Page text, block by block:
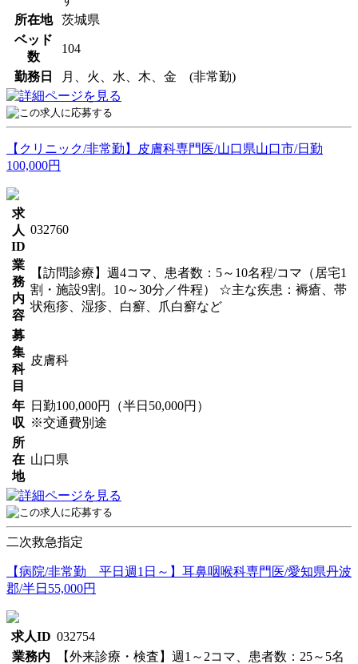
所在地
茨城県
ベッド
数
104
勤務日 月、火、水、木、金 (非常勤)
【クリニック/非常勤】皮膚科専門医/山口県山口市/日勤
100,000円
求
人
ID
032760
業
務
内
容
【訪問診療】週4コマ、患者数：5～10名程/コマ（居宅1
割・施設9割。10～30分／件程） ☆主な疾患：褥瘡、帯
状疱疹、湿疹、白癬、爪白癬など
募
集
科
目
皮膚科
年
収
日勤100,000円（半日50,000円）
※交通費別途
所
在
地
山口県
二次救急指定
【病院/非常勤 平日週1日～】耳鼻咽喉科専門医/愛知県丹波
郡/半日55,000円
求人ID 032754
業務内
【外来診療・検査】週1～2コマ、患者数：25～5名